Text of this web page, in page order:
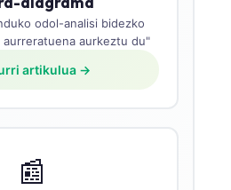
odol-analisi bidezko
aurreratuena aurkeztu du"
artikulua →
📰